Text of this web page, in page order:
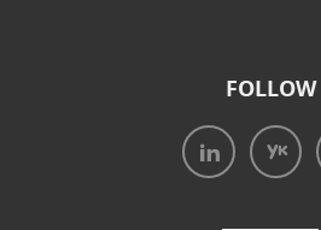
FOLLOW